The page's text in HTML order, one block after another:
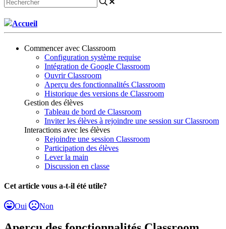
Accueil
Commencer avec Classroom
Configuration système requise
Intégration de Google Classroom
Ouvrir Classroom
Aperçu des fonctionnalités Classroom
Historique des versions de Classroom
Gestion des élèves
Tableau de bord de Classroom
Inviter les élèves à rejoindre une session sur Classroom
Interactions avec les élèves
Rejoindre une session Classroom
Participation des élèves
Lever la main
Discussion en classe
Cet article vous a-t-il été utile?
Oui Non